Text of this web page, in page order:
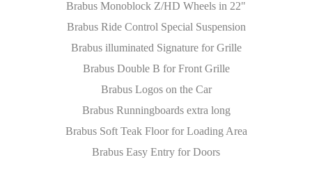
Brabus Monoblock Z/HD Wheels in 22"
Brabus Ride Control Special Suspension
Brabus illuminated Signature for Grille
Brabus Double B for Front Grille
Brabus Logos on the Car
Brabus Runningboards extra long
Brabus Soft Teak Floor for Loading Area
Brabus Easy Entry for Doors